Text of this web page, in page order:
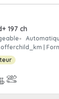
197 ch
|